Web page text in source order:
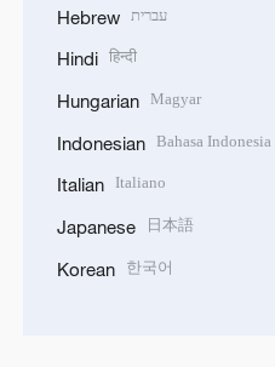
Hebrew עברית
Hindi हिन्दी
Hungarian Magyar
Indonesian Bahasa Indonesia
Italian Italiano
Japanese 日本語
Korean 한국어